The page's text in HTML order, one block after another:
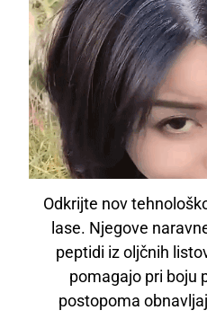
Odkrijte nov
lase. Njegove
peptidi iz oljčnih
pomagajo pri boju
postopoma